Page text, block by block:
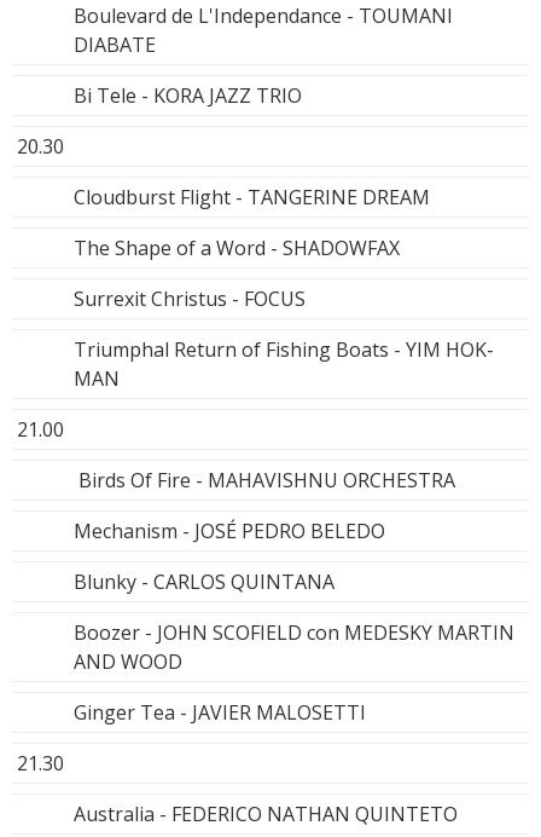
Boulevard de L'Independance - TOUMANI
DIABATE
Bi Tele - KORA JAZZ TRIO
20.30
Cloudburst Flight - TANGERINE DREAM
The Shape of a Word - SHADOWFAX
Surrexit Christus - FOCUS
Triumphal Return of Fishing Boats - YIM HOK-
MAN
21.00
Birds Of Fire - MAHAVISHNU ORCHESTRA
Mechanism - JOSÉ PEDRO BELEDO
Blunky - CARLOS QUINTANA
Boozer - JOHN SCOFIELD con MEDESKY MARTIN
AND WOOD
Ginger Tea - JAVIER MALOSETTI
21.30
Australia - FEDERICO NATHAN QUINTETO